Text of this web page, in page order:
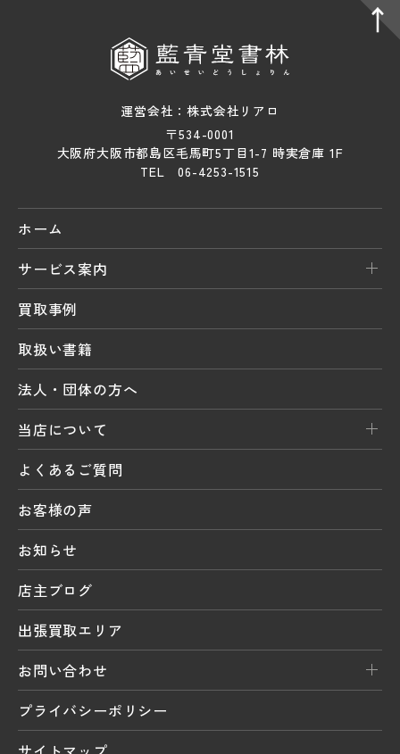
運営会社：株式会社リアロ
〒534-0001
大阪府大阪市都島区毛馬町5丁目1-7 時実倉庫 1F
TEL 06-4253-1515
ホーム
サービス案内
買取事例
取扱い書籍
法人・団体の方へ
当店について
よくあるご質問
お客様の声
お知らせ
店主ブログ
出張買取エリア
お問い合わせ
プライバシーポリシー